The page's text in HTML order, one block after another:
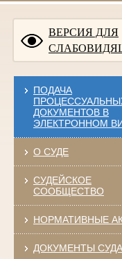
ВЕРСИЯ ДЛЯ
ПОДАЧА
ДОКУМЕНТОВ В
ЭЛЕКТРОННОМ
О СУДЕ
СУДЕЙСКОЕ
СООБЩЕСТВО
НОРМАТИВНЫЕ
ДОКУМЕНТЫ СУДА